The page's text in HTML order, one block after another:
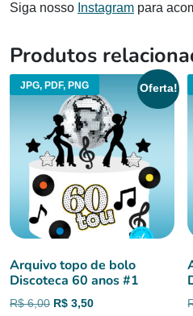
Siga nosso Instagram para
Produtos
JPG, PDF, PNG Oferta!
Arquivo topo de bolo
Discoteca 60 anos #1
R$6,00 O
R$ 3,50O